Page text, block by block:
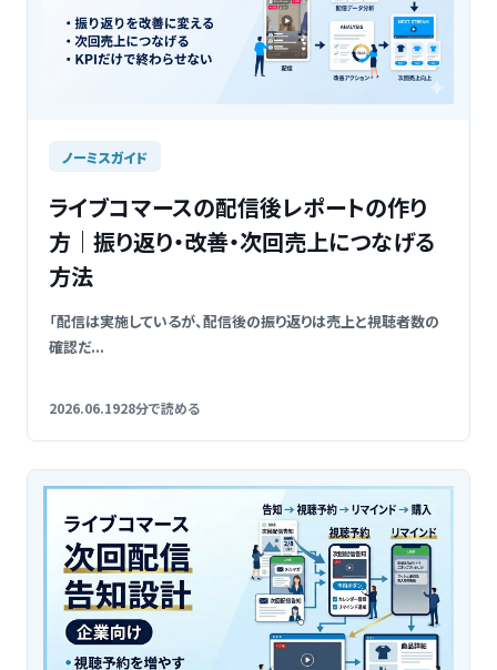
ノーミスガイド
ライブコマースの配信後レポートの作り
方｜振り返り・改善・次回売上につなげる
方法
「配信は実施しているが、配信後の振り返りは売上と視聴者数の
確認だ...
2026.06.1928分で読める